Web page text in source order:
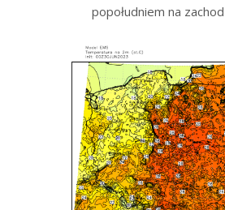
popołudniem na